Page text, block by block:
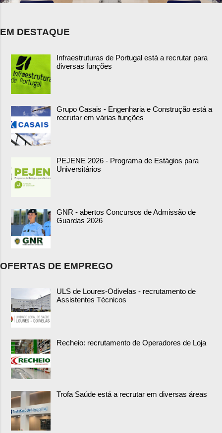
EM DESTAQUE
Infraestruturas de Portugal está a recrutar para
diversas funções
Grupo Casais - Engenharia e Construção está a
recrutar em várias funções
PEJENE 2026 - Programa de Estágios para
Universitários
GNR - abertos Concursos de Admissão de
Guardas 2026
OFERTAS DE EMPREGO
ULS de Loures-Odivelas - recrutamento de
Assistentes Técnicos
Recheio: recrutamento de Operadores de Loja
Trofa Saúde está a recrutar em diversas áreas